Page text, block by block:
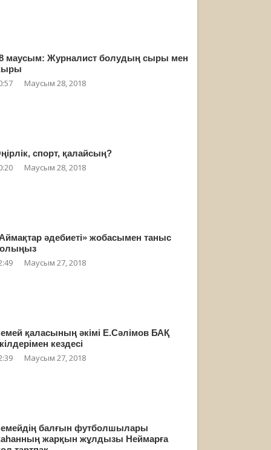
маусым: Журналист болудың сыры мен
Маусым 28, 2018
спорт, қалайсың?
Маусым 28, 2018
әдебиеті» жобасымен таныс
Маусым 27, 2018
қаласының әкімі Е.Сәлімов БАҚ
кездесі
Маусым 27, 2018
балғын футболшылары
жарқын жұлдызы Неймарға